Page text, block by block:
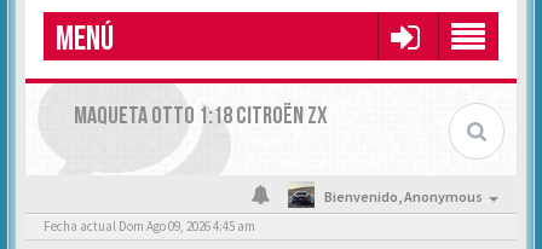
MENÚ
MAQUETA OTTO 1:18 CITROËN ZX
Bienvenido,Anonymous
Fecha actual Dom Ago 09, 2026 4:45 am